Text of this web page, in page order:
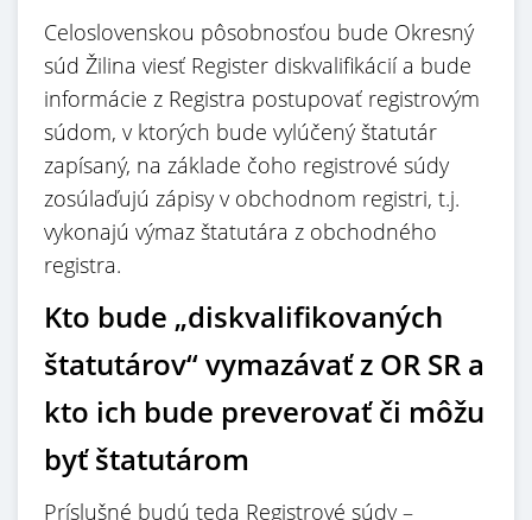
Celoslovenskou pôsobnosťou bude Okresný
súd Žilina viesť Register diskvalifikácií a bude
informácie z Registra postupovať registrovým
súdom, v ktorých bude vylúčený štatutár
zapísaný, na základe čoho registrové súdy
zosúlaďujú zápisy v obchodnom registri, t.j.
vykonajú výmaz štatutára z obchodného
registra.
Kto bude „diskvalifikovaných
štatutárov“ vymazávať z OR SR a
kto ich bude preverovať či môžu
byť štatutárom
Príslušné budú teda Registrové súdy –